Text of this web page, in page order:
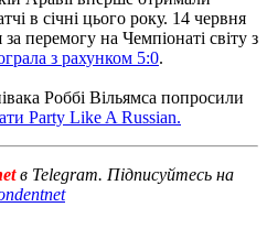
в січні цього року. 14 червня
за перемогу на Чемпіонаті світу з
з рахунком 5:0.
Роббі Вільямса попросили
Party Like A Russian.
в Telegram. Підписуйтесь на